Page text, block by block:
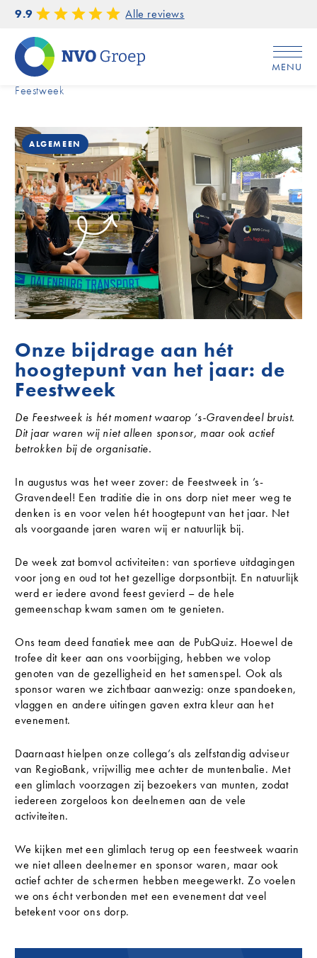
9.9 Alle reviews
MENU
Home /
Onze bijdrage aan hét hoogtepunt van het jaar: de
Feestweek
ALGEMEEN
Onze bijdrage aan hét
hoogtepunt van het jaar: de
Feestweek
De Feestweek is hét moment waarop ’s-Gravendeel bruist.
Dit jaar waren wij niet alleen sponsor, maar ook actief
betrokken bij de organisatie.
In augustus was het weer zover: de Feestweek in ’s-
Gravendeel! Een traditie die in ons dorp niet meer weg te
denken is en voor velen hét hoogtepunt van het jaar. Net
als voorgaande jaren waren wij er natuurlijk bij.
De week zat bomvol activiteiten: van sportieve uitdagingen
voor jong en oud tot het gezellige dorpsontbijt. En natuurlijk
werd er iedere avond feest gevierd – de hele
gemeenschap kwam samen om te genieten.
Ons team deed fanatiek mee aan de PubQuiz. Hoewel de
trofee dit keer aan ons voorbijging, hebben we volop
genoten van de gezelligheid en het samenspel. Ook als
sponsor waren we zichtbaar aanwezig: onze spandoeken,
vlaggen en andere uitingen gaven extra kleur aan het
evenement.
Daarnaast hielpen onze collega’s als zelfstandig adviseur
van RegioBank, vrijwillig mee achter de muntenbalie. Met
een glimlach voorzagen zij bezoekers van munten, zodat
iedereen zorgeloos kon deelnemen aan de vele
activiteiten.
We kijken met een glimlach terug op een feestweek waarin
we niet alleen deelnemer en sponsor waren, maar ook
actief achter de schermen hebben meegewerkt. Zo voelen
we ons écht verbonden met een evenement dat veel
betekent voor ons dorp.